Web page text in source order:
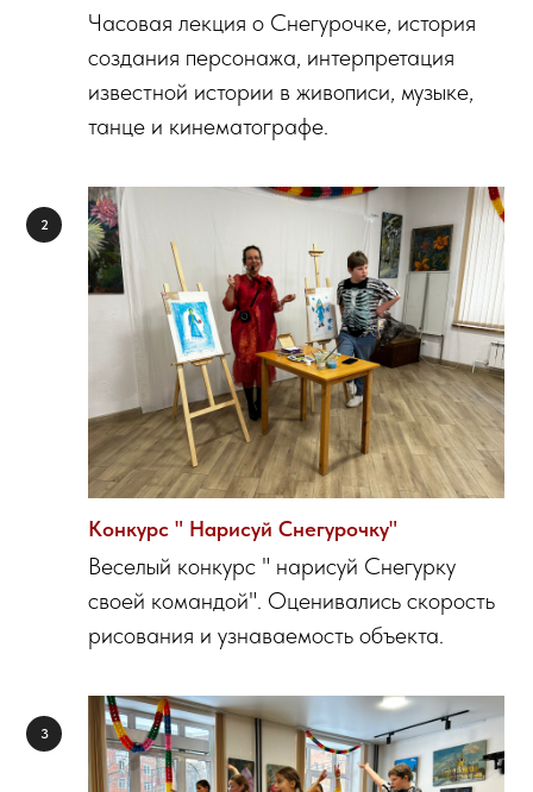
Часовая лекция о Снегурочке, история
создания персонажа, интерпретация
известной истории в живописи, музыке,
танце и кинематографе.
Конкурс " Нарисуй Снегурочку"
Веселый конкурс " нарисуй Снегурку
своей командой". Оценивались скорость
рисования и узнаваемость объекта.